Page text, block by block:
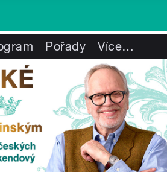
Pořady Více…